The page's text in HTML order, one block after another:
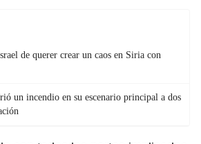
de querer crear un caos en Siria con
un incendio en su escenario principal a dos